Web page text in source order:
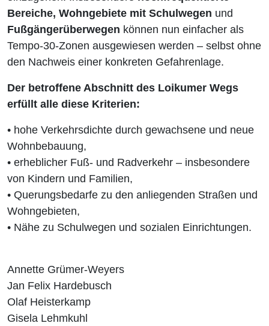
Bereiche, Wohngebiete mit Schulwegen und
Fußgängerüberwegen können nun einfacher als
Tempo-30-Zonen ausgewiesen werden – selbst ohne
den Nachweis einer konkreten Gefahrenlage.
Der betroffene Abschnitt des Loikumer Wegs
erfüllt alle diese Kriterien:
• hohe Verkehrsdichte durch gewachsene und neue
Wohnbebauung,
• erheblicher Fuß- und Radverkehr – insbesondere
von Kindern und Familien,
• Querungsbedarfe zu den anliegenden Straßen und
Wohngebieten,
• Nähe zu Schulwegen und sozialen Einrichtungen.
Annette Grümer-Weyers
Jan Felix Hardebusch
Olaf Heisterkamp
Gisela Lehmkuhl